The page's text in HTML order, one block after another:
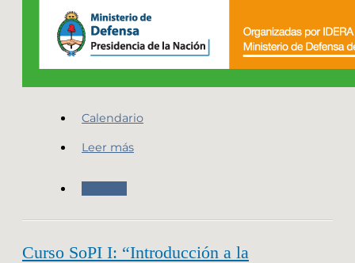
Calendario
Leer más
Curso SoPI I: “Introducción a la